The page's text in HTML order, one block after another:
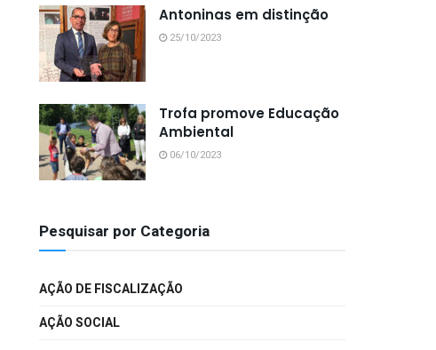
Antoninas em distinção
25/10/2023
Trofa promove Educação
Ambiental
06/10/2023
Pesquisar por Categoria
AÇÃO DE FISCALIZAÇÃO
AÇÃO SOCIAL